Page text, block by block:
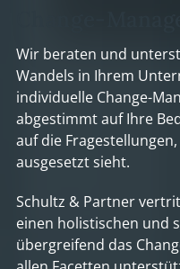
Wir beraten und
Wandels in Ihrem
individuelle Change-
abgestimmt auf Ihre
auf die
ausgesetzt sieht.
Schultz & Partner
einen holistischen und
übergreifend das